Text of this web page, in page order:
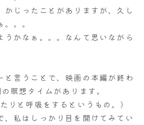
かじったことがありますが、久し
。。
うかなぁ。。。なんて思いながら
と言うことで、映画の本編が終わ
瞑想タイムがあります。
りと呼吸をするというもの。)
、私はしっかり目を開けてみてい